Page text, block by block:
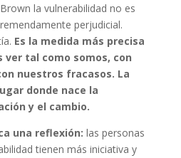
la vulnerabilidad no es
perjudicial.
Es la medida más precisa
ver tal como somos, con
nuestros fracasos. La
donde nace la
y el cambio.
una reflexión: las personas
tienen más iniciativa y